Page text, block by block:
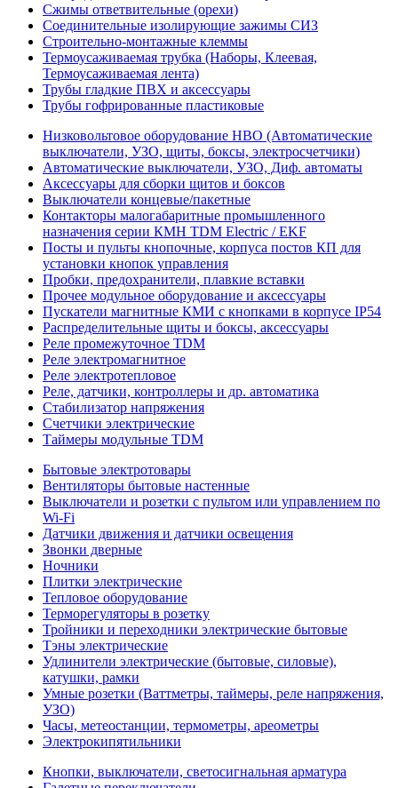
Сжимы ответвительные (орехи)
Соединительные изолирующие зажимы СИЗ
Строительно-монтажные клеммы
Термоусаживаемая трубка (Наборы, Клеевая,
Термоусаживаемая лента)
Трубы гладкие ПВХ и аксессуары
Трубы гофрированные пластиковые
Низковольтовое оборудование НВО (Автоматические
выключатели, УЗО, щиты, боксы, электросчетчики)
Автоматические выключатели, УЗО, Диф. автоматы
Аксессуары для сборки щитов и боксов
Выключатели концевые/пакетные
Контакторы малогабаритные промышленного
назначения серии КМН TDM Electric / EKF
Посты и пульты кнопочные, корпуса постов КП для
установки кнопок управления
Пробки, предохранители, плавкие вставки
Прочее модульное оборудование и аксессуары
Пускатели магнитные КМИ с кнопками в корпусе IP54
Распределительные щиты и боксы, аксессуары
Реле промежуточное TDM
Реле электромагнитное
Реле электротепловое
Реле, датчики, контроллеры и др. автоматика
Стабилизатор напряжения
Счетчики электрические
Таймеры модульные TDM
Бытовые электротовары
Вентиляторы бытовые настенные
Выключатели и розетки с пультом или управлением по
Wi-Fi
Датчики движения и датчики освещения
Звонки дверные
Ночники
Плитки электрические
Тепловое оборудование
Терморегуляторы в розетку
Тройники и переходники электрические бытовые
Тэны электрические
Удлинители электрические (бытовые, силовые),
катушки, рамки
Умные розетки (Ваттметры, таймеры, реле напряжения,
УЗО)
Часы, метеостанции, термометры, ареометры
Электрокипятильники
Кнопки, выключатели, светосигнальная арматура